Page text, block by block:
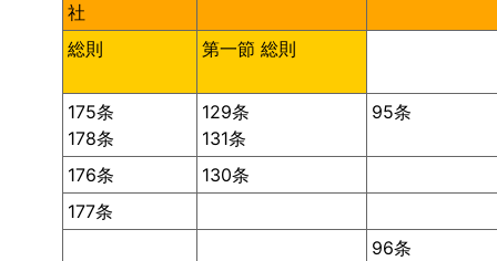
社
総則 第一節 総則
175条
178条
129条
131条
95条
176条
130条
177条
96条